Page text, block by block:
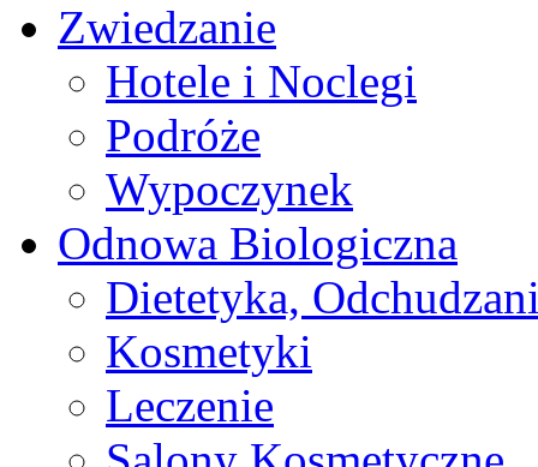
Zwiedzanie
Hotele i Noclegi
Podróże
Wypoczynek
Odnowa Biologiczna
Dietetyka,
Kosmetyki
Leczenie